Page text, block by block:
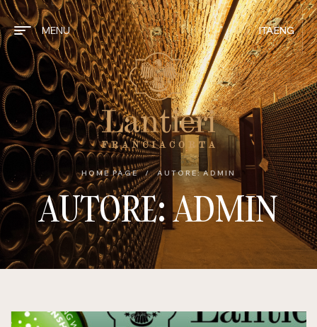
MENU ITAENG
AUTORE: ADMIN
HOME PAGE / AUTORE: ADMIN